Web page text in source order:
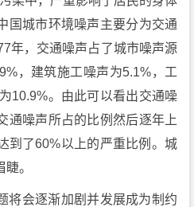
国城市环境噪声主要分为交通
年，交通噪声占了城市噪声源
，建筑施工噪声为5.1%，工
10.9%。由此可以看出交通噪
通噪声所占的比例然后逐年上
到了60%以上的严重比例。城
。
将会逐渐加剧并发展成为制约